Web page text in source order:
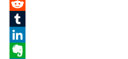
Twitter
Reddit
Tumblr
LinkedIn